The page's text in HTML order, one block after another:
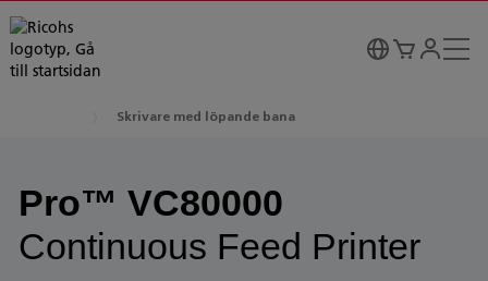
Skrivare med löpande bana
Pro™ VC80000
Continuous Feed Printer